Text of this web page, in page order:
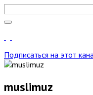
Подписаться на этот
muslimuz